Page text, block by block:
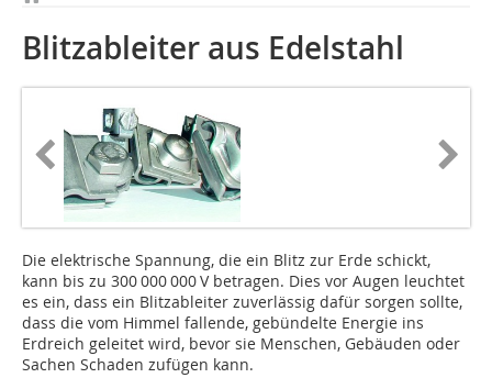
Blitzableiter aus Edelstahl
Die elektrische Spannung, die ein Blitz zur Erde schickt,
kann bis zu 300 000 000 V betragen. Dies vor Augen leuchtet
es ein, dass ein Blitzableiter zuverlässig dafür sorgen sollte,
dass die vom Himmel fallende, gebündelte Energie ins
Erdreich geleitet wird, bevor sie Menschen, Gebäuden oder
Sachen Schaden zufügen kann.